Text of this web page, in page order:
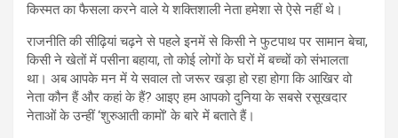
किस्मत का फैसला करने वाले ये शक्तिशाली नेता हमेशा से ऐसे नहीं थे।
राजनीति की सीढ़ियां चढ़ने से पहले इनमें से किसी ने फुटपाथ पर सामान बेचा,
किसी ने खेतों में पसीना बहाया, तो कोई लोगों के घरों में बच्चों को संभालता
था। अब आपके मन में ये सवाल तो जरूर खड़ा हो रहा होगा कि आखिर वो
नेता कौन हैं और कहां के हैं? आइए हम आपको दुनिया के सबसे रसूखदार
नेताओं के उन्हीं ‘शुरुआती कामों’ के बारे में बताते हैं।